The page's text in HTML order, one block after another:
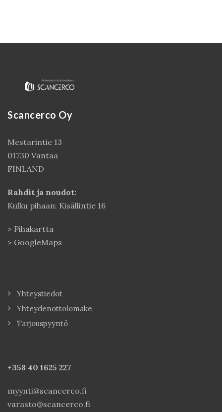
Scancerco Oy
Mestarintie 13
01730 Vantaa
FINLAND
Rahdit ja noudot:
Kulku pihaan: Kisällintie 16
> Pihakartta
> GoogleMaps
Yhteystiedot
Yhteydenottolomake
Tarjouspyyntö
+358 40 1625 227
myynti@scancerco.fi
varasto@scancerco.fi